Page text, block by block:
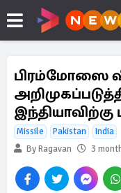
பிரம்மோஸை
இந்தியாவிற்கு
Missile Pakistan
India
By Ragavan
3